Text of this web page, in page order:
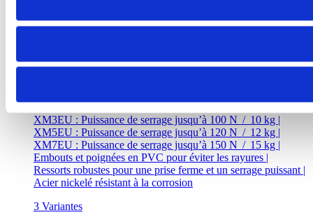
XM3EU : Puissance de serrage jusqu’à 100 N / 10 kg |
XM5EU : Puissance de serrage jusqu’à 120 N / 12 kg |
XM7EU : Puissance de serrage jusqu’à 150 N / 15 kg |
Embouts et poignées en PVC pour éviter les rayures |
Ressorts robustes pour une prise ferme et un serrage puissant |
Acier nickelé résistant à la corrosion
3 Variantes